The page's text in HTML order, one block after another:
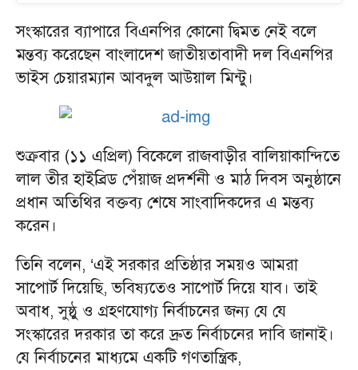
সংস্কারের ব্যাপারে বিএনপির কোনো দ্বিমত নেই বলে
মন্তব্য করেছেন বাংলাদেশ জাতীয়তাবাদী দল বিএনপির
ভাইস চেয়ারম্যান আবদুল আউয়াল মিন্টু।
শুক্রবার (১১ এপ্রিল) বিকেলে রাজবাড়ীর বালিয়াকান্দিতে
লাল তীর হাইব্রিড পেঁয়াজ প্রদর্শনী ও মাঠ দিবস অনুষ্ঠানে
প্রধান অতিথির বক্তব্য শেষে সাংবাদিকদের এ মন্তব্য
করেন।
তিনি বলেন, ‘এই সরকার প্রতিষ্ঠার সময়ও আমরা
সাপোর্ট দিয়েছি, ভবিষ্যতেও সাপোর্ট দিয়ে যাব। তাই
অবাধ, সুষ্ঠু ও গ্রহণযোগ্য নির্বাচনের জন্য যে যে
সংস্কারের দরকার তা করে দ্রুত নির্বাচনের দাবি জানাই।
যে নির্বাচনের মাধ্যমে একটি গণতান্ত্রিক,